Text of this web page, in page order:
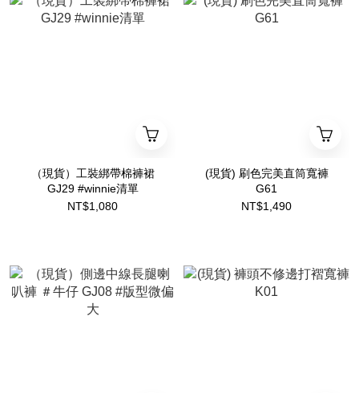
（現貨）工裝綁帶棉褲裙
GJ29 #winnie清單
NT$1,080
(現貨) 刷色完美直筒寬褲
G61
NT$1,490